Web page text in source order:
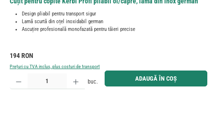
Design pliabil pentru transport sigur
Lamă scurtă din oțel inoxidabil german
Ascuțire profesională monofazată pentru tăieri precise
Preț obișnuit:
194 RON
Prețuri cu TVA inclus, plus costuri de transport
Cantitate produs: Introduceți cantitatea dorită sau utilizați butoanele pentru a mări sau micșora
buc. ADAUGĂ ÎN COȘ